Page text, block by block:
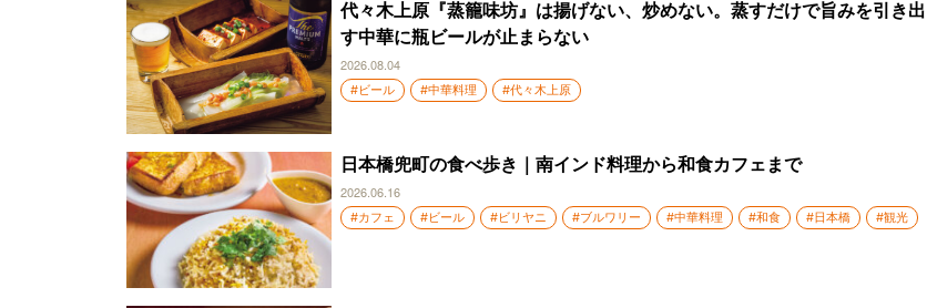
代々木上原『蒸籠味坊』は揚げない、炒めない。蒸すだけで旨みを引き出
す中華に瓶ビールが止まらない
2026.08.04
#ビール #中華料理 #代々木上原
日本橋兜町の食べ歩き｜南インド料理から和食カフェまで
2026.06.16
#カフェ #ビール #ビリヤニ #ブルワリー #中華料理 #和食 #日本橋 #観光